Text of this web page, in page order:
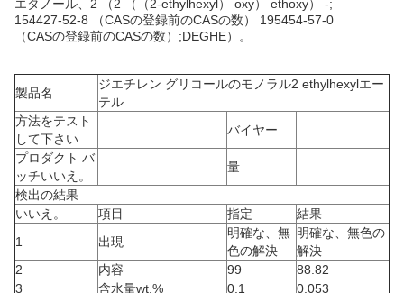
エタノール、2 （2 （（2-ethylhexyl） oxy） ethoxy） -;
154427-52-8 （CASの登録前のCASの数） 195454-57-0
（CASの登録前のCASの数）;DEGHE）。
製品名
ジエチレン グリコールのモノラル2 ethylhexylエー
テル
方法をテスト
して下さい
バイヤー
プロダクト バ
ッチいいえ。
量
検出の結果
いいえ。
項目 指定
結果
1
出現
明確な、無
色の解決
明確な、無色の
解決
2
内容 99
88.82
3
含水量wt.% 0.1
0.053